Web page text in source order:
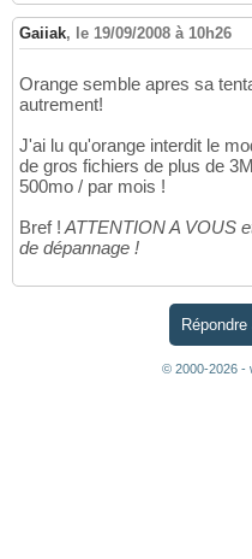
Gaiiak, le 19/09/2008 à 10h26
Orange semble apres sa
autrement!
J'ai lu qu'orange interdit le
de gros fichiers de plus de
500mo / par mois !
Bref ! ATTENTION A VOUS
de dépannage !
© 2000-2026 -